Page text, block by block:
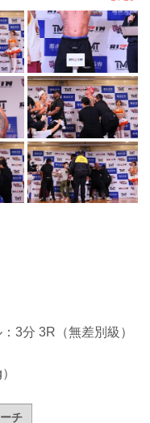
3分 3R（無差別級）
チ